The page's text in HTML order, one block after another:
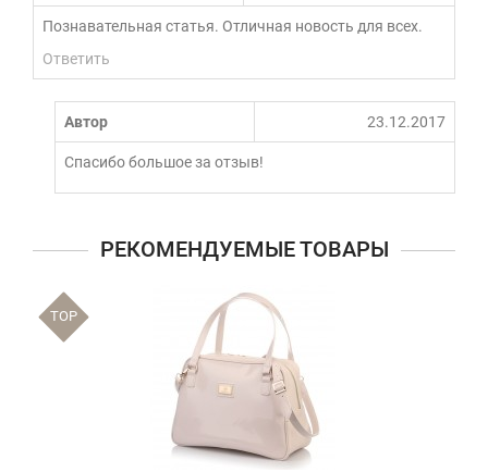
Познавательная статья. Отличная новость для всех.
Ответить
Автор 23.12.2017
Спасибо большое за отзыв!
РЕКОМЕНДУЕМЫЕ ТОВАРЫ
TOP